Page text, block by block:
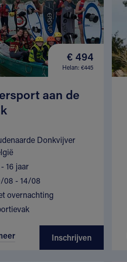
€ 494
Helan: €445
aan de
Donkvijver
16 jaar
08 - 14/08
overnachting
Inschrijven